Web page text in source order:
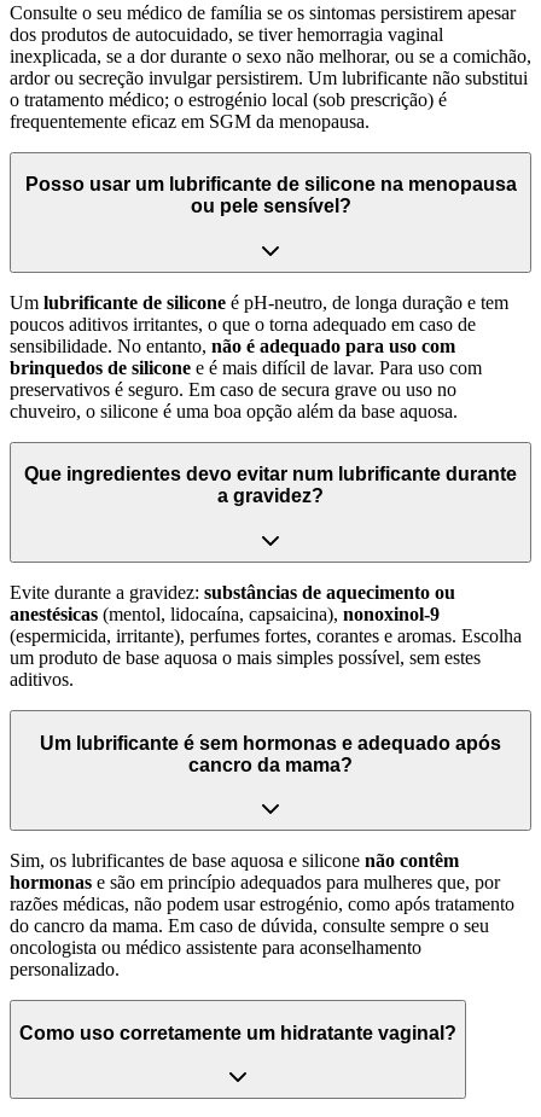
Consulte o seu médico de família se os sintomas persistirem apesar
dos produtos de autocuidado, se tiver hemorragia vaginal
inexplicada, se a dor durante o sexo não melhorar, ou se a comichão,
ardor ou secreção invulgar persistirem. Um lubrificante não substitui
o tratamento médico; o estrogénio local (sob prescrição) é
frequentemente eficaz em SGM da menopausa.
Posso usar um lubrificante de silicone na menopausa
ou pele sensível?
Um lubrificante de silicone é pH-neutro, de longa duração e tem
poucos aditivos irritantes, o que o torna adequado em caso de
sensibilidade. No entanto, não é adequado para uso com
brinquedos de silicone e é mais difícil de lavar. Para uso com
preservativos é seguro. Em caso de secura grave ou uso no
chuveiro, o silicone é uma boa opção além da base aquosa.
Que ingredientes devo evitar num lubrificante durante
a gravidez?
Evite durante a gravidez: substâncias de aquecimento ou
anestésicas (mentol, lidocaína, capsaicina), nonoxinol-9
(espermicida, irritante), perfumes fortes, corantes e aromas. Escolha
um produto de base aquosa o mais simples possível, sem estes
aditivos.
Um lubrificante é sem hormonas e adequado após
cancro da mama?
Sim, os lubrificantes de base aquosa e silicone não contêm
hormonas e são em princípio adequados para mulheres que, por
razões médicas, não podem usar estrogénio, como após tratamento
do cancro da mama. Em caso de dúvida, consulte sempre o seu
oncologista ou médico assistente para aconselhamento
personalizado.
Como uso corretamente um hidratante vaginal?